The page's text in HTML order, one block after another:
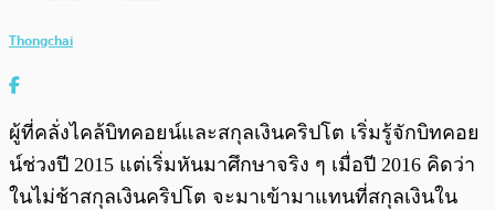
Thongchai
ผู้ที่คลั่งไคล้บิทคอยน์และสกุลเงินคริปโต เริ่มรู้จักบิทคอย
น์ช่วงปี 2015 แต่เริ่มหันมาศึกษาจริง ๆ เมื่อปี 2016 คิดว่า
ในไม่ช้าสกุลเงินคริปโต จะมาเข้ามาแทนที่สกุลเงินใน